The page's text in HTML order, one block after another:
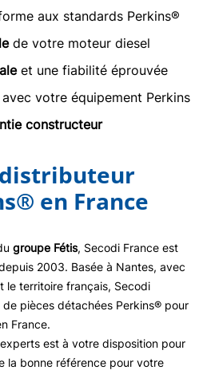
aux standards Perkins®
de votre moteur diesel
et une fiabilité éprouvée
votre équipement Perkins
constructeur
en France
groupe Fétis, Secodi France est
2003. Basée à Nantes, avec
le territoire français, Secodi
pièces détachées Perkins® pour
France.
est à votre disposition pour
la bonne référence pour votre